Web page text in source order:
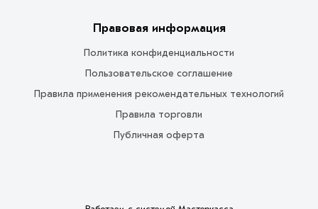
Правовая информация
Политика конфиденциальности
Пользовательское соглашение
Правила применения рекомендательных технологий
Правила торговли
Публичная оферта